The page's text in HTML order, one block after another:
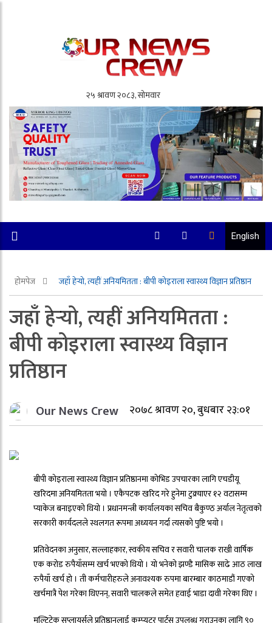
English
होमपेज जहाँ हेर्‍यो, त्यहीं अनियमितता : बीपी कोइराला स्वास्थ्य विज्ञान प्रतिष्ठान
जहाँ हेर्‍यो, त्यहीं अनियमितता :
बीपी कोइराला स्वास्थ्य विज्ञान
प्रतिष्ठान
Our News Crew २०७८ श्रावण २०, बुधबार २३:०१
बीपी कोइराला स्वास्थ्य विज्ञान प्रतिष्ठानमा कोभिड उपचारका लागि एचडीयू
खरिदमा अनियमितता भयो । एकैपटक खरिद गरे हुनेमा टुक्र्याएर १२ वटासम्म
प्याकेज बनाइएको थियो । प्रधानमन्त्री कार्यालयका सचिव बैकुण्ठ अर्याल नेतृत्वको
सरकारी कार्यदलले स्थलगत रूपमा अध्ययन गर्दा त्यसको पुष्टि भयो ।
प्रतिवेदनका अनुसार, सल्लाहकार, स्वकीय सचिव र सवारी चालक राखी वार्षिक
एक करोड रुपैयाँसम्म खर्च भएको थियो । यो भनेको झण्डै मासिक साढे आठ लाख
रुपैयाँ खर्च हो । ती कर्मचारीहरुले अनावश्यक रुपमा बारम्बार काठमाडौं गएको
खर्चमात्रै पेश गरेका थिएनन्, सवारी चालकले समेत हवाई भाडा दावी गरेका थिए ।
मल्टिटेक सप्लायर्सले प्रतिष्ठानलाई कम्प्युटर पार्टस् उपलब्ध गराउनका लागि ९०